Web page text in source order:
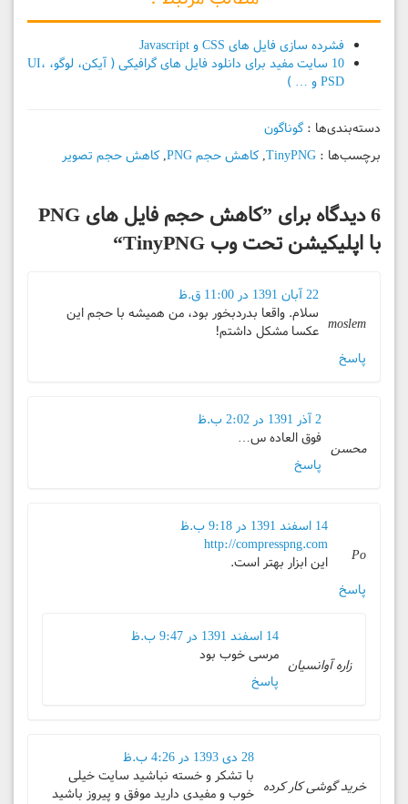
فشرده سازی فایل های CSS و Javascript
10 سایت مفید برای دانلود فایل های گرافیکی ( آیکن، لوگو، UI،
PSD و … )
دسته‌بندی‌ها :گوناگون
برچسب‌ها : TinyPNG
,کاهش حجم PNG ,کاهش حجم تصویر
6 دیدگاه برای ”
کاهش حجم فایل های PNG
با اپلیکیشن تحت وب TinyPNG
“
moslem
22 آبان 1391 در 11:00 ق.ظ
سلام. واقعا بدردبخور بود، من همیشه با حجم این
عکسا مشکل داشتم!
پاسخ
محسن
2 آذر 1391 در 2:02 ب.ظ
فوق العاده س…
پاسخ
Po
14 اسفند 1391 در 9:18 ب.ظ
http://compresspng.com
این ابزار بهتر است.
پاسخ
زاره آوانسیان
14 اسفند 1391 در 9:47 ب.ظ
مرسی خوب بود
پاسخ
خرید گوشی کار کرده
28 دی 1393 در 4:26 ب.ظ
با تشکر و خسته نباشید سایت خیلی
خوب و مفیدی دارید موفق و پیروز باشید